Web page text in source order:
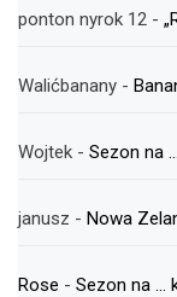
ponton nyrok 12 -
Walićbanany -
Wojtek - Sezon na
janusz - Nowa
Rose - Sezon na …